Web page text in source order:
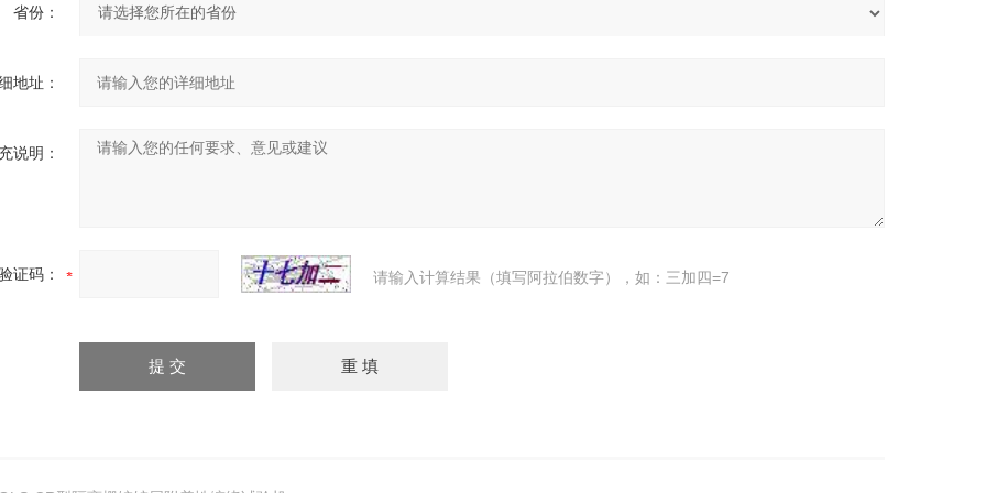
省份：
地址：
说明：
证码： 请输入计算结果（填写阿拉伯数字），如：三加四=7